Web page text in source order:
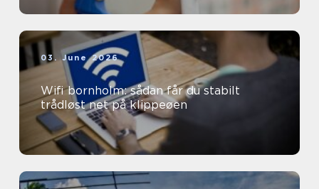
03. June 2026
Wifi bornholm: sådan får du stabilt
trådløst net på klippeøen